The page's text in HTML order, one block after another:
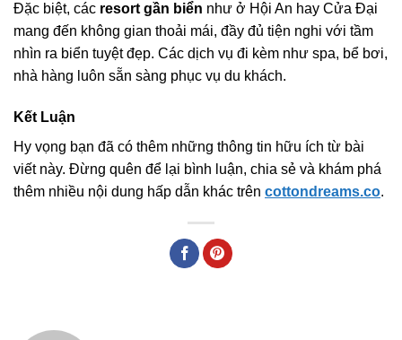
Đặc biệt, các resort gần biển như ở Hội An hay Cửa Đại
mang đến không gian thoải mái, đầy đủ tiện nghi với tầm
nhìn ra biển tuyệt đẹp. Các dịch vụ đi kèm như spa, bể bơi,
nhà hàng luôn sẵn sàng phục vụ du khách.
Kết Luận
Hy vọng bạn đã có thêm những thông tin hữu ích từ bài
viết này. Đừng quên để lại bình luận, chia sẻ và khám phá
thêm nhiều nội dung hấp dẫn khác trên cottondreams.co.